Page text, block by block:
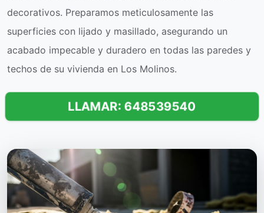
decorativos. Preparamos meticulosamente las
superficies con lijado y masillado, asegurando un
acabado impecable y duradero en todas las paredes y
techos de su vivienda en Los Molinos.
LLAMAR: 648539540